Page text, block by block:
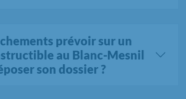
prévoir sur un
au Blanc-Mesnil
son dossier ?